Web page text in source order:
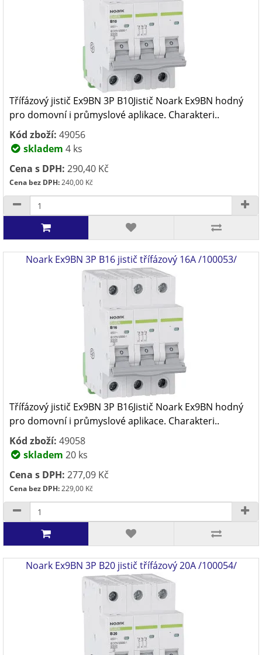
Třífázový jistič Ex9BN 3P B10Jistič Noark Ex9BN hodný
pro domovní i průmyslové aplikace. Charakteri..
Kód zboží: 49056
skladem 4 ks
Cena s DPH: 290,40 Kč
Cena bez DPH:240,00 Kč
Noark Ex9BN 3P B16 jistič třífázový 16A /100053/
Třífázový jistič Ex9BN 3P B16Jistič Noark Ex9BN hodný
pro domovní i průmyslové aplikace. Charakteri..
Kód zboží: 49058
skladem 20 ks
Cena s DPH: 277,09 Kč
Cena bez DPH:229,00 Kč
Noark Ex9BN 3P B20 jistič třífázový 20A /100054/